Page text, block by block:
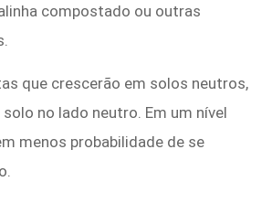
compostado ou outras
que crescerão em solos neutros,
no lado neutro. Em um nível
menos probabilidade de se